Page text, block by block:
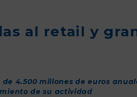
al retail y
4.500 millones de euros
de su actividad